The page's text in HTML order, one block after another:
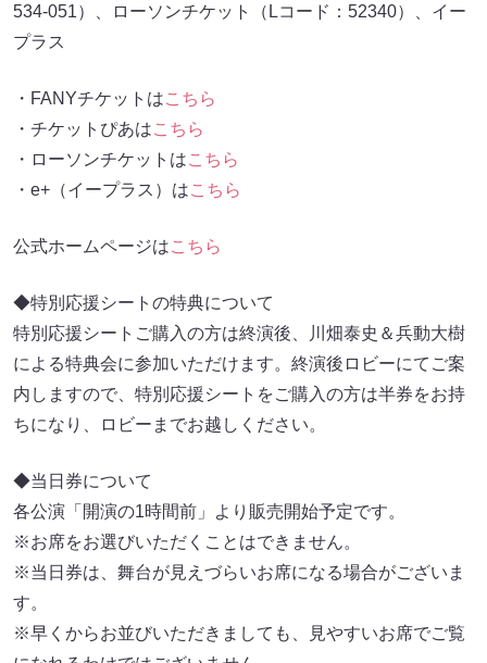
534-051）、ローソンチケット（Lコード：52340）、イー
プラス
・FANYチケットはこちら
・チケットぴあはこちら
・ローソンチケットはこちら
・e+（イープラス）はこちら
公式ホームページはこちら
◆特別応援シートの特典について
特別応援シートご購入の方は終演後、川畑泰史＆兵動大樹
による特典会に参加いただけます。終演後ロビーにてご案
内しますので、特別応援シートをご購入の方は半券をお持
ちになり、ロビーまでお越しください。
◆当日券について
各公演「開演の1時間前」より販売開始予定です。
※お席をお選びいただくことはできません。
※当日券は、舞台が見えづらいお席になる場合がございま
す。
※早くからお並びいただきましても、見やすいお席でご覧